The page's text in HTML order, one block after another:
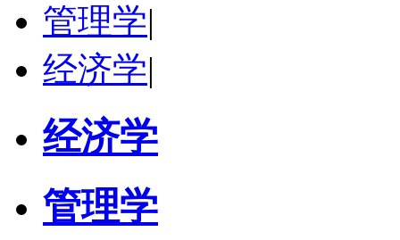
研究领域：
立即咨询
管理学|
经济学|
经济学
管理学